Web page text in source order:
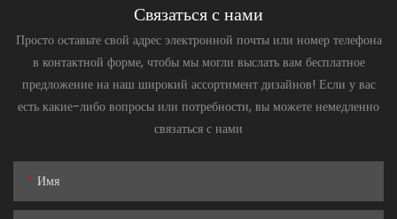
Связаться с нами
Просто оставьте свой адрес электронной почты или номер телефона
в контактной форме, чтобы мы могли выслать вам бесплатное
предложение на наш широкий ассортимент дизайнов! Если у вас
есть какие-либо вопросы или потребности, вы можете немедленно
связаться с нами
Имя